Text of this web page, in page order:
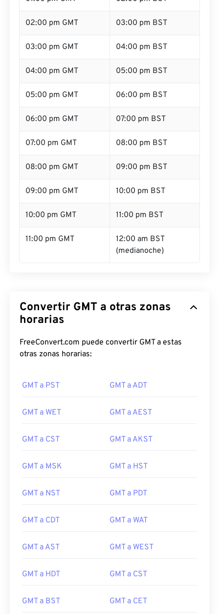
02:00 pm GMT 03:00 pm BST
03:00 pm GMT 04:00 pm BST
04:00 pm GMT 05:00 pm BST
05:00 pm GMT 06:00 pm BST
06:00 pm GMT 07:00 pm BST
07:00 pm GMT 08:00 pm BST
08:00 pm GMT 09:00 pm BST
09:00 pm GMT 10:00 pm BST
10:00 pm GMT 11:00 pm BST
11:00 pm GMT
12:00 am BST
(medianoche)
Convertir GMT a otras zonas
horarias
FreeConvert.com puede convertir GMT a estas
otras zonas horarias:
GMT a PST GMT a ADT
GMT a WET GMT a AEST
GMT a CST GMT a AKST
GMT a MSK GMT a HST
GMT a NST GMT a PDT
GMT a CDT GMT a WAT
GMT a AST GMT a WEST
GMT a HDT GMT a CST
GMT a BST GMT a CET